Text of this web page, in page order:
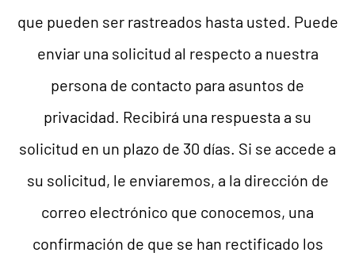
que pueden ser rastreados hasta usted. Puede
enviar una solicitud al respecto a nuestra
persona de contacto para asuntos de
privacidad. Recibirá una respuesta a su
solicitud en un plazo de 30 días. Si se accede a
su solicitud, le enviaremos, a la dirección de
correo electrónico que conocemos, una
confirmación de que se han rectificado los